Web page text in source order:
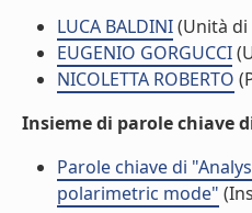
LUCA BALDINI(Unità
EUGENIO GORGUCCI
NICOLETTA ROBERTO
Insieme di parole chiave
Parole chiave di
polarimetric mode"